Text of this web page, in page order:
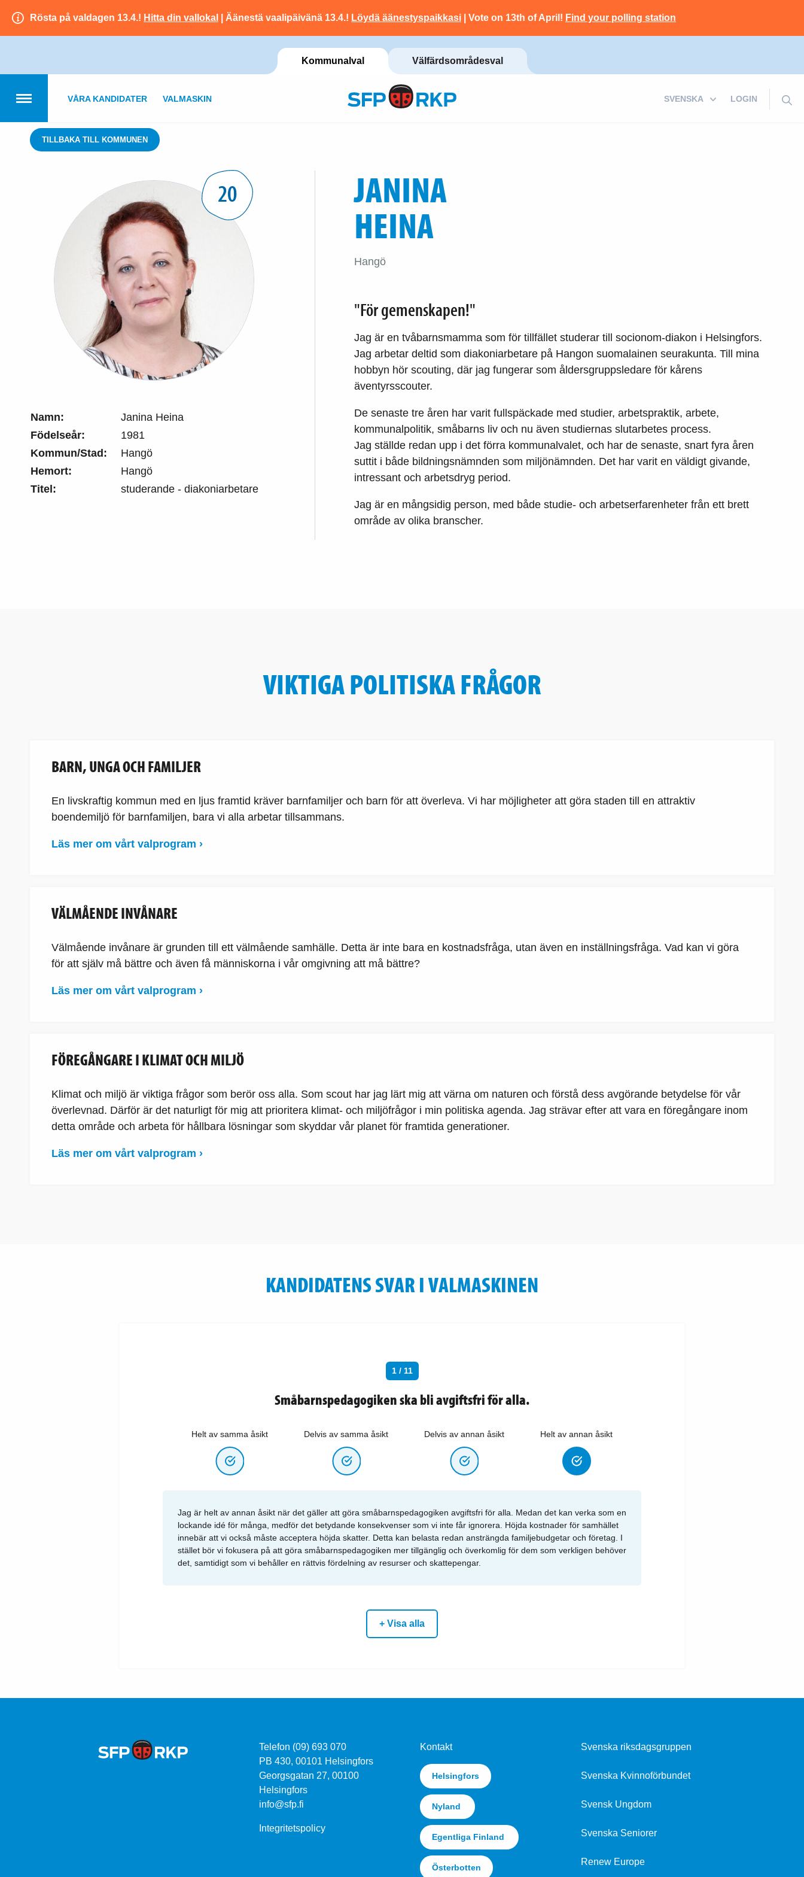
Rösta på valdagen 13.4.! Hitta din vallokal | Äänestä vaalipäivänä 13.4.! Löydä äänestyspaikkasi | Vote on 13th of April! Find your polling station
Kommunalval Välfärdsområdesval
LOGIN
VÅRA KANDIDATER VALMASKIN
TILLBAKA TILL KOMMUNEN
20
Namn:
Janina Heina
Födelseår:
1981
Kommun/Stad:
Hangö
Hemort:
Hangö
Titel:
studerande - diakoniarbetare
JANINA
HEINA
Hangö
"För gemenskapen!"
Jag är en tvåbarnsmamma som för tillfället studerar till socionom-diakon i Helsingfors.
Jag arbetar deltid som diakoniarbetare på Hangon suomalainen seurakunta. Till mina
hobbyn hör scouting, där jag fungerar som åldersgruppsledare för kårens
äventyrsscouter.
De senaste tre åren har varit fullspäckade med studier, arbetspraktik, arbete,
kommunalpolitik, småbarns liv och nu även studiernas slutarbetes process.
Jag ställde redan upp i det förra kommunalvalet, och har de senaste, snart fyra åren
suttit i både bildningsnämnden som miljönämnden. Det har varit en väldigt givande,
intressant och arbetsdryg period.
Jag är en mångsidig person, med både studie- och arbetserfarenheter från ett brett
område av olika branscher.
VIKTIGA POLITISKA FRÅGOR
BARN, UNGA OCH FAMILJER
En livskraftig kommun med en ljus framtid kräver barnfamiljer och barn för att överleva. Vi har möjligheter att göra staden till en attraktiv
boendemiljö för barnfamiljen, bara vi alla arbetar tillsammans.
Läs mer om vårt valprogram ›
VÄLMÅENDE INVÅNARE
Välmående invånare är grunden till ett välmående samhälle. Detta är inte bara en kostnadsfråga, utan även en inställningsfråga. Vad kan vi göra
för att själv må bättre och även få människorna i vår omgivning att må bättre?
Läs mer om vårt valprogram ›
FÖREGÅNGARE I KLIMAT OCH MILJÖ
Klimat och miljö är viktiga frågor som berör oss alla. Som scout har jag lärt mig att värna om naturen och förstå dess avgörande betydelse för vår
överlevnad. Därför är det naturligt för mig att prioritera klimat- och miljöfrågor i min politiska agenda. Jag strävar efter att vara en föregångare inom
detta område och arbeta för hållbara lösningar som skyddar vår planet för framtida generationer.
Läs mer om vårt valprogram ›
KANDIDATENS SVAR I VALMASKINEN
1 / 11
Småbarnspedagogiken ska bli avgiftsfri för alla.
Helt av samma åsikt Delvis av samma åsikt Delvis av annan åsikt Helt av annan åsikt
Jag är helt av annan åsikt när det gäller att göra småbarnspedagogiken avgiftsfri för alla. Medan det kan verka som en
lockande idé för många, medför det betydande konsekvenser som vi inte får ignorera. Höjda kostnader för samhället
innebär att vi också måste acceptera höjda skatter. Detta kan belasta redan ansträngda familjebudgetar och företag. I
stället bör vi fokusera på att göra småbarnspedagogiken mer tillgänglig och överkomlig för dem som verkligen behöver
det, samtidigt som vi behåller en rättvis fördelning av resurser och skattepengar.
+ Visa alla
Telefon (09) 693 070
PB 430, 00101 Helsingfors
Georgsgatan 27, 00100
Helsingfors
info@sfp.fi
Integritetspolicy
Kontakt
Helsingfors
Nyland
Egentliga Finland
Österbotten
Svenska riksdagsgruppen
Svenska Kvinnoförbundet
Svensk Ungdom
Svenska Seniorer
Renew Europe